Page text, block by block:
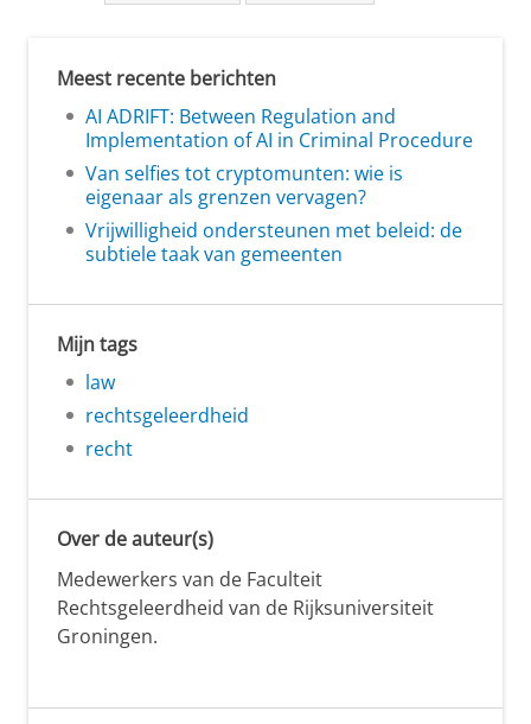
Meest recente berichten
AI ADRIFT: Between Regulation and
Implementation of AI in Criminal Procedure
Van selfies tot cryptomunten: wie is
eigenaar als grenzen vervagen?
Vrijwilligheid ondersteunen met beleid: de
subtiele taak van gemeenten
Mijn tags
law
rechtsgeleerdheid
recht
Over de auteur(s)
Medewerkers van de Faculteit
Rechtsgeleerdheid van de Rijksuniversiteit
Groningen.